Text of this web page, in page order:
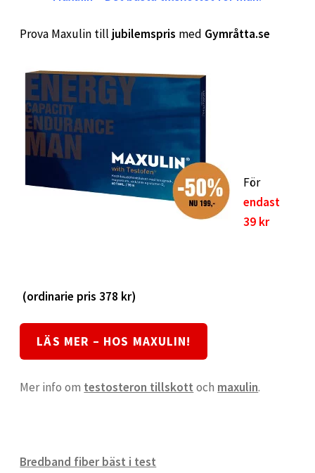
Prova Maxulin till jubilemspris med Gymråtta.se
För
endast
39 kr
(ordinarie pris 378 kr)
LÄS MER – HOS MAXULIN!
Mer info om testosteron tillskott och maxulin.
Bredband fiber bäst i test